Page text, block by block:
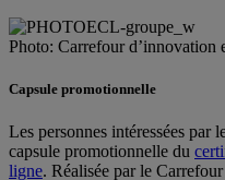
Photo: Carrefour d’innovation
Capsule promotionnelle
Les personnes intéressées par
capsule promotionnelle du
ligne. Réalisée par le